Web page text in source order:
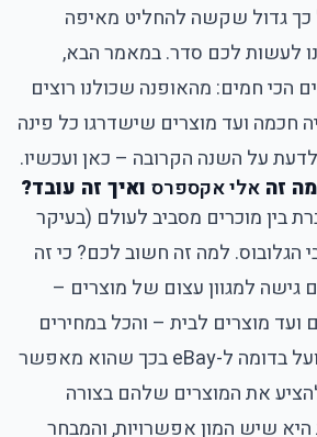
כל כך גדול שקשה להחליט מאיפה
לעשות לכם סדר. במאמר הבא,
הכי חמים: מהאופנה שכולנו רוצים
חכמה ועד מוצרים שישדרגו כל פינה
על השנה הקרובה – כאן ועכשיו.
זה אלי אקספרס ואיך זה עובד?
בין מוכרים מסביב לעולם (בעיקר
הגלובוס. למה זה חשוב לכם? כי זה
למגוון עצום של מוצרים –
ועד מוצרים לבית – והכל במחירים
משתלמים. האתר פועל בדומה ל-eBay בכך שהוא מאפשר
את המוצרים שלהם בצורה
שיש המון אפשרויות, והמבחר